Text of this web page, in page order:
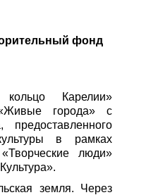
фонд
кольцо Карелии»
города» с
предоставленного
в рамках
люди»
земля. Через